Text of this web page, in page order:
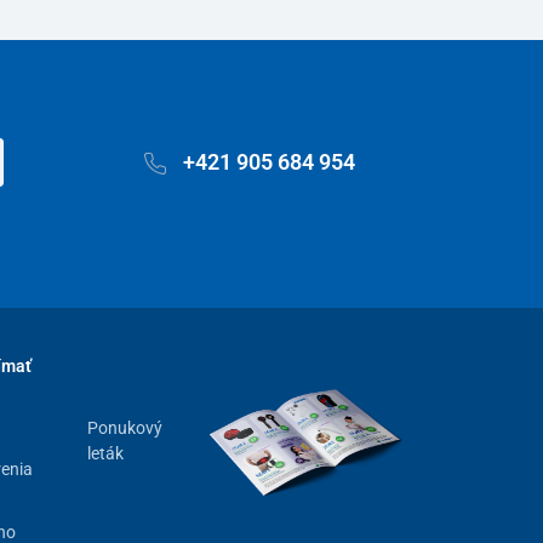
+421 905 684 954
Ponukový
leták